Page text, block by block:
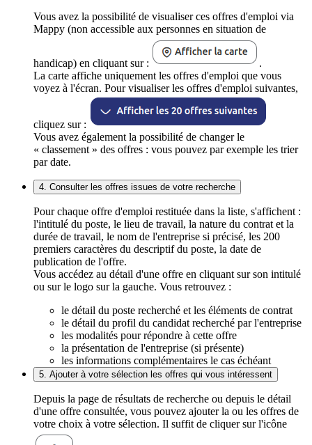
Vous avez la possibilité de visualiser ces offres d'emploi via
Mappy (non accessible aux personnes en situation de
handicap) en cliquant sur :
.
La carte affiche uniquement les offres d'emploi que vous
voyez à l'écran. Pour visualiser les offres d'emploi suivantes,
cliquez sur :
Vous avez également la possibilité de changer le
« classement » des offres : vous pouvez par exemple les trier
par date.
4. Consulter les offres issues de votre recherche
Pour chaque offre d'emploi restituée dans la liste, s'affichent :
l'intitulé du poste, le lieu de travail, la nature du contrat et la
durée de travail, le nom de l'entreprise si précisé, les 200
premiers caractères du descriptif du poste, la date de
publication de l'offre.
Vous accédez au détail d'une offre en cliquant sur son intitulé
ou sur le logo sur la gauche. Vous retrouvez :
le détail du poste recherché et les éléments de contrat
le détail du profil du candidat recherché par l'entreprise
les modalités pour répondre à cette offre
la présentation de l'entreprise (si présente)
les informations complémentaires le cas échéant
5. Ajouter à votre sélection les offres qui vous intéressent
Depuis la page de résultats de recherche ou depuis le détail
d'une offre consultée, vous pouvez ajouter la ou les offres de
votre choix à votre sélection. Il suffit de cliquer sur l'icône